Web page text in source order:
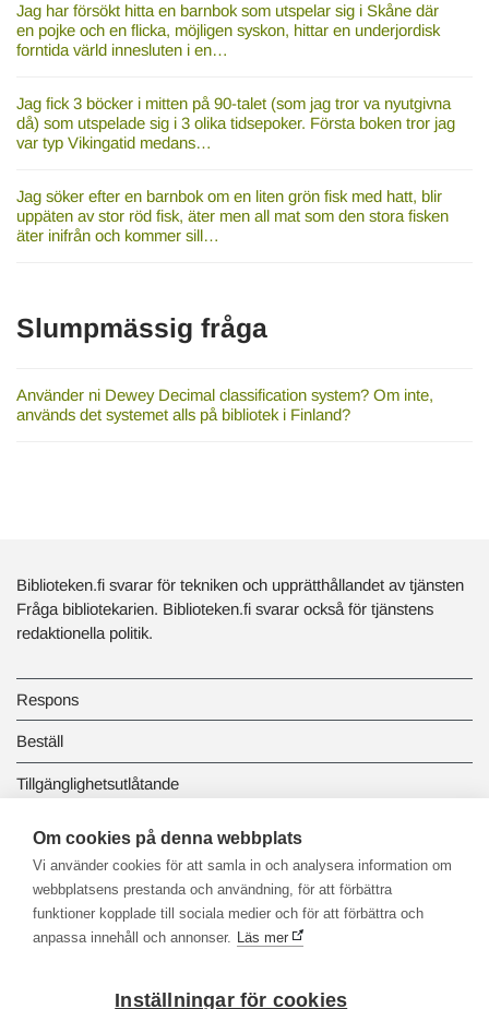
Jag har försökt hitta en barnbok som utspelar sig i Skåne där
en pojke och en flicka, möjligen syskon, hittar en underjordisk
forntida värld innesluten i en…
Jag fick 3 böcker i mitten på 90-talet (som jag tror va nyutgivna
då) som utspelade sig i 3 olika tidsepoker. Första boken tror jag
var typ Vikingatid medans…
Jag söker efter en barnbok om en liten grön fisk med hatt, blir
uppäten av stor röd fisk, äter men all mat som den stora fisken
äter inifrån och kommer sill…
Slumpmässig fråga
Använder ni Dewey Decimal classification system? Om inte,
används det systemet alls på bibliotek i Finland?
Biblioteken.fi svarar för tekniken och upprätthållandet av tjänsten
Fråga bibliotekarien. Biblioteken.fi svarar också för tjänstens
redaktionella politik.
Respons
Beställ
Tillgänglighetsutlåtande
Dataskydd och registerbeskrivningar
Länkbiblioteket
Om cookies på denna webbplats
Vi använder cookies för att samla in och analysera information om
webbplatsens prestanda och användning, för att förbättra
funktioner kopplade till sociala medier och för att förbättra och
anpassa innehåll och annonser. Läs mer
Inställningar för cookies